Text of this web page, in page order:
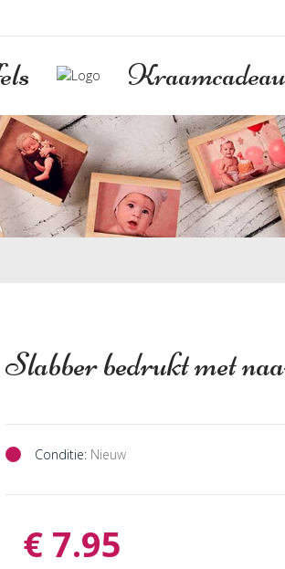
Slabber bedrukt met
Conditie: Nieuw
€ 7.95